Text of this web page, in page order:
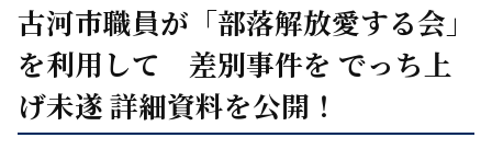
古河市職員が「部落解放愛する会」
を利用して 差別事件を でっち上
げ未遂 詳細資料を公開！